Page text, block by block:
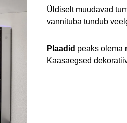
Üldiselt muudavad
vannituba tundub
Plaadid peaks olema
Kaasaegsed